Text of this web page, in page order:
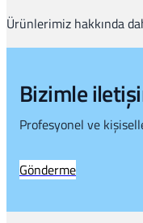
Ürünlerimiz hakkında
Bizimle
Profesyonel ve
Gönderme